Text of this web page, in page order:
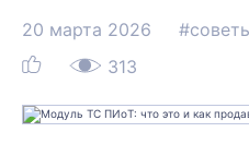
20 марта 2026
313